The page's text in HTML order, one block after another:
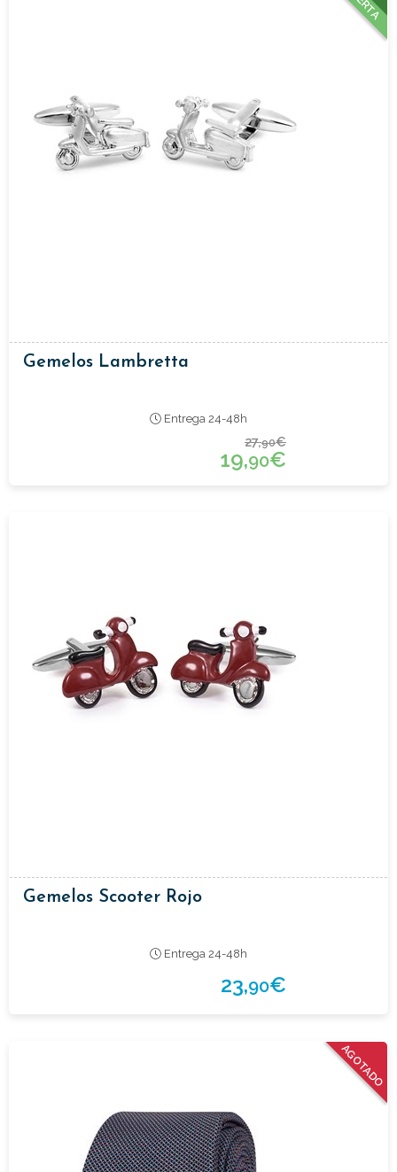
Gemelos Lambretta
Entrega 24-48h
27,90€
19,90€
Gemelos Scooter Rojo
Entrega 24-48h
23,90€
AGOTADO